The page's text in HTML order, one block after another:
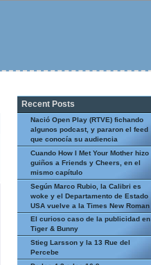
Recent Posts
Nació Open Play (RTVE) fichando
algunos podcast, y pararon el feed
que conocía su audiencia
Cuando How I Met Your Mother hizo
guiños a Friends y Cheers, en el
mismo capítulo
Según Marco Rubio, la Calibri es
woke y el Departamento de Estado
USA vuelve a la Times New Roman
El curioso caso de la publicidad en
Tiger & Bunny
Stieg Larsson y la 13 Rue del
Percebe